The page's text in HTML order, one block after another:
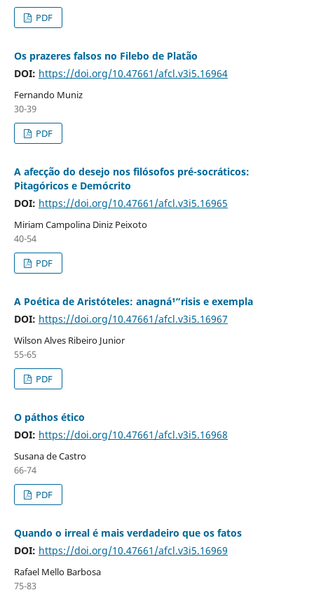
PDF
Os prazeres falsos no Filebo de Platão
DOI: https://doi.org/10.47661/afcl.v3i5.16964
Fernando Muniz
30-39
PDF
A afecção do desejo nos filósofos pré-socráticos:
Pitagóricos e Demócrito
DOI: https://doi.org/10.47661/afcl.v3i5.16965
Miriam Campolina Diniz Peixoto
40-54
PDF
A Poética de Aristóteles: anagná¹“risis e exempla
DOI: https://doi.org/10.47661/afcl.v3i5.16967
Wilson Alves Ribeiro Junior
55-65
PDF
O páthos ético
DOI: https://doi.org/10.47661/afcl.v3i5.16968
Susana de Castro
66-74
PDF
Quando o irreal é mais verdadeiro que os fatos
DOI: https://doi.org/10.47661/afcl.v3i5.16969
Rafael Mello Barbosa
75-83